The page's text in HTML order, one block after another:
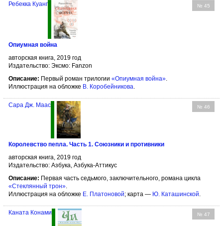
№ 45
Ребекка Куанг
Опиумная война
авторская книга, 2019 год
Издательство: Эксмо: Fanzon
Описание: Первый роман трилогии «Опиумная война».
Иллюстрация на обложке В. Коробейникова.
№ 46
Сара Дж. Маас
Королевство пепла. Часть 1. Союзники и противники
авторская книга, 2019 год
Издательство: Азбука, Азбука-Аттикус
Описание: Первая часть седьмого, заключительного, романа цикла
«Стеклянный трон».
Иллюстрация на обложке Е. Платоновой; карта — Ю. Каташинской.
№ 47
Каната Конами